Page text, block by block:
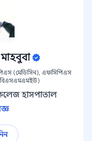
(মেডিসিন), এফসিপিএস
হাসপাতাল